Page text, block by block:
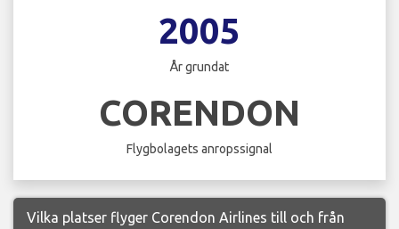
2005
År grundat
CORENDON
Flygbolagets anropssignal
Vilka platser flyger Corendon Airlines till och från